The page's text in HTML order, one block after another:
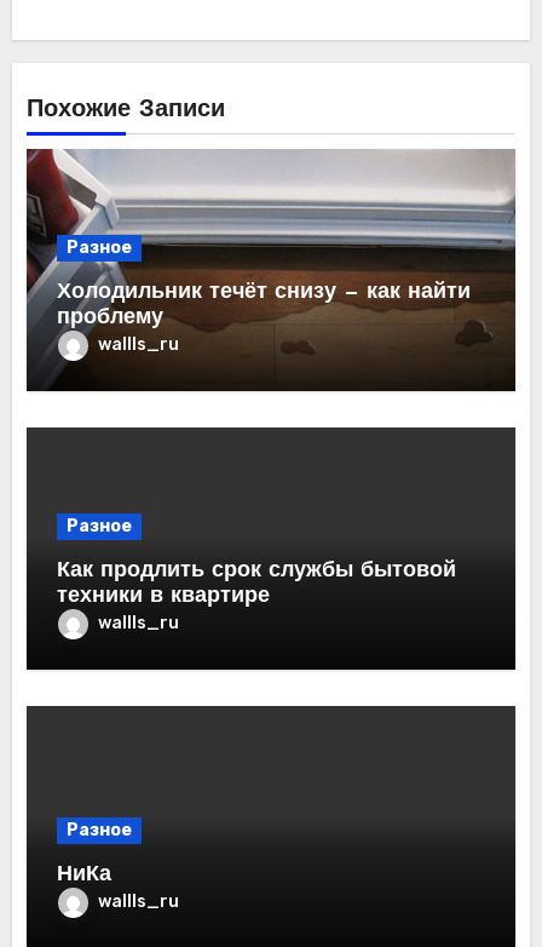
Похожие Записи
Разное
Холодильник течёт снизу — как найти
проблему
wallls_ru
Разное
Как продлить срок службы бытовой
техники в квартире
wallls_ru
Разное
НиКа
wallls_ru